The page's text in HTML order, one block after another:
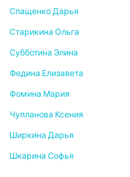
Спащенко Дарья
Старикина Ольга
Субботина Элина
Федина Елизавета
Фомина Мария
Чупланова Ксения
Ширкина Дарья
Шкарина Софья